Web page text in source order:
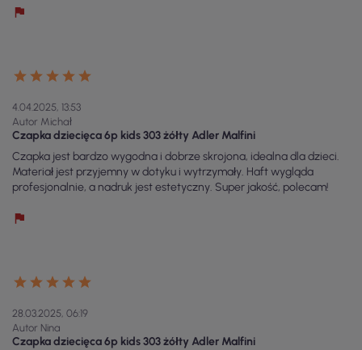
4.04.2025, 13:53
Autor Michał
Czapka dziecięca 6p kids 303 żółty Adler Malfini
Czapka jest bardzo wygodna i dobrze skrojona, idealna dla dzieci.
Materiał jest przyjemny w dotyku i wytrzymały. Haft wygląda
profesjonalnie, a nadruk jest estetyczny. Super jakość, polecam!
28.03.2025, 06:19
Autor Nina
Czapka dziecięca 6p kids 303 żółty Adler Malfini